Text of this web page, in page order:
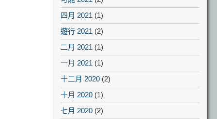
四月 2021 (1)
遊行 2021 (2)
二月 2021 (1)
一月 2021 (1)
十二月 2020 (2)
十月 2020 (1)
七月 2020 (2)